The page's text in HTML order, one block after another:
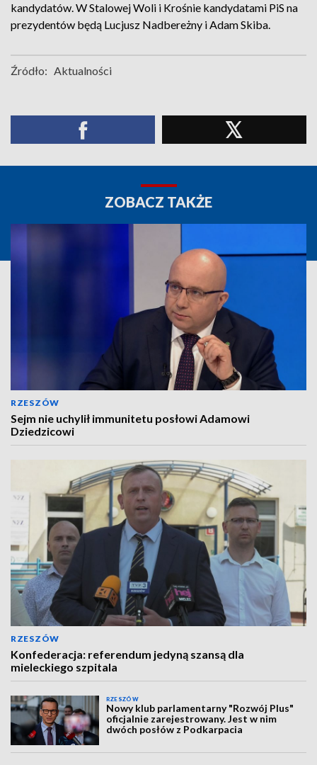
kandydatów. W Stalowej Woli i Krośnie kandydatami PiS na
prezydentów będą Lucjusz Nadbereżny i Adam Skiba.
Źródło: Aktualności
ZOBACZ TAKŻE
RZESZÓW
Sejm nie uchylił immunitetu posłowi Adamowi
Dziedzicowi
RZESZÓW
Konfederacja: referendum jedyną szansą dla
mieleckiego szpitala
RZESZÓW
Nowy klub parlamentarny "Rozwój Plus"
oficjalnie zarejestrowany. Jest w nim
dwóch posłów z Podkarpacia